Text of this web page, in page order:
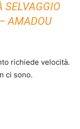
SELVAGGIO
AMADOU
richiede velocità.
ci sono.